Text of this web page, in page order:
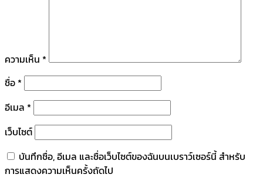
ความเห็น *
ชื่อ *
อีเมล *
เว็บไซต์
บันทึกชื่อ, อีเมล และชื่อเว็บไซต์ของฉันบนเบราว์เซอร์นี้ สำหรับ
การแสดงความเห็นครั้งถัดไป